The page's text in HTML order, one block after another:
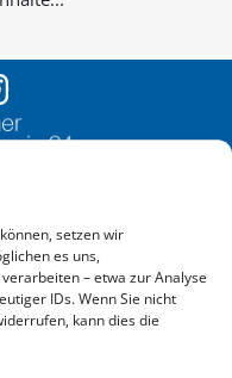
setzen wir
es uns,
– etwa zur Analyse
IDs. Wenn Sie nicht
kann dies die
Verlagsprogramm.
einfach direkt online
Herbst 2026